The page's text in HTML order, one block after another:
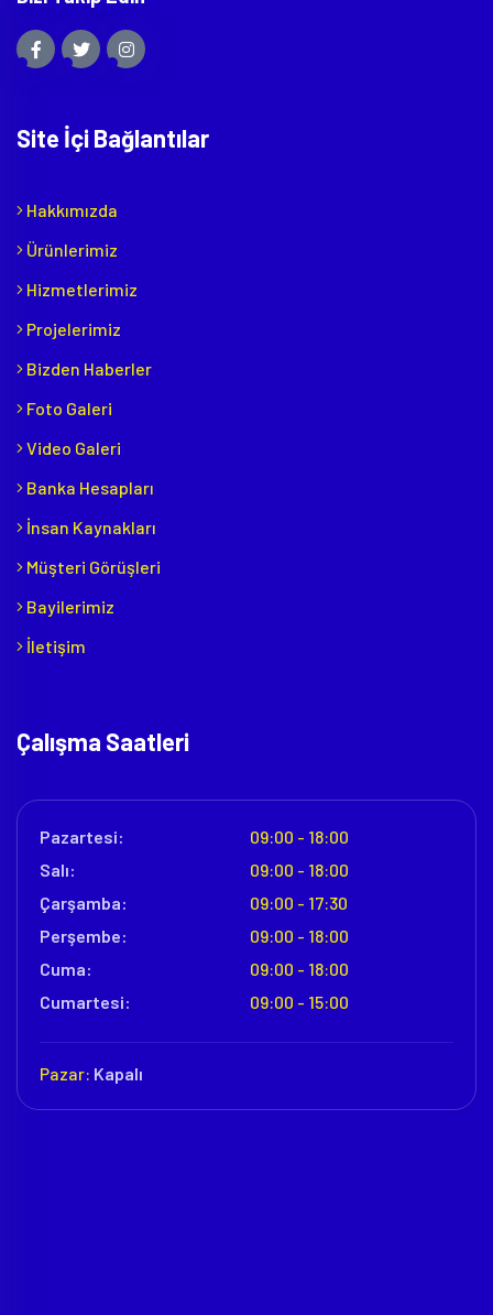
Site İçi Bağlantılar
Hakkımızda
Ürünlerimiz
Hizmetlerimiz
Projelerimiz
Bizden Haberler
Foto Galeri
Video Galeri
Banka Hesapları
İnsan Kaynakları
Müşteri Görüşleri
Bayilerimiz
İletişim
Çalışma Saatleri
Pazartesi:
09:00 - 18:00
Salı:
09:00 - 18:00
Çarşamba:
09:00 - 17:30
Perşembe:
09:00 - 18:00
Cuma:
09:00 - 18:00
Cumartesi:
09:00 - 15:00
Pazar: Kapalı